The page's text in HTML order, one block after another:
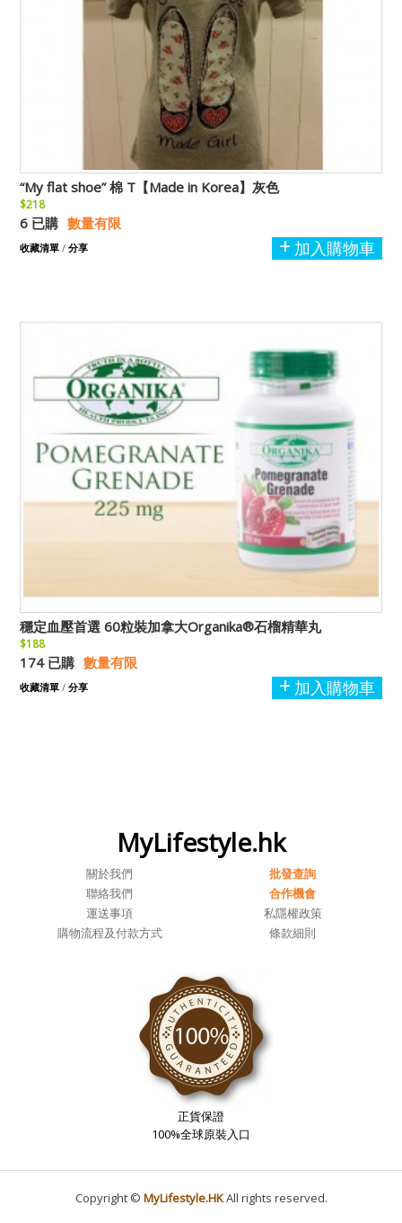
“My flat shoe” 棉 T【Made in Korea】灰色
$218
6 已購 數量有限
加入購物車
收藏清單 / 分享
穩定血壓首選 60粒裝加拿大Organika®石榴精華丸
$188
174 已購 數量有限
加入購物車
收藏清單 / 分享
MyLifestyle.hk
關於我們
批發查詢
聯絡我們
合作機會
運送事項
私隱權政策
購物流程及付款方式
條款細則
正貨保證
100%全球原裝入口
Copyright © MyLifestyle.HKAll rights reserved.